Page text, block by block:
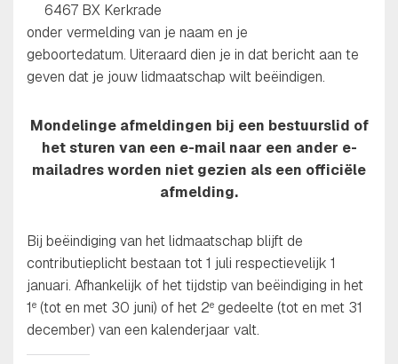
6467 BX Kerkrade
onder vermelding van je naam en je
geboortedatum. Uiteraard dien je in dat bericht aan te
geven dat je jouw lidmaatschap wilt beëindigen.
Mondelinge afmeldingen bij een bestuurslid of
het sturen van een e-mail naar een ander e-
mailadres worden niet gezien als een officiële
afmelding.
Bij beëindiging van het lidmaatschap blijft de
contributieplicht bestaan tot 1 juli respectievelijk 1
januari. Afhankelijk of het tijdstip van beëindiging in het
1e (tot en met 30 juni) of het 2e gedeelte (tot en met 31
december) van een kalenderjaar valt.